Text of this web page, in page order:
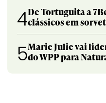
4De Tortuguita a
clássicos em
5Marie Julie vai
do WPP para